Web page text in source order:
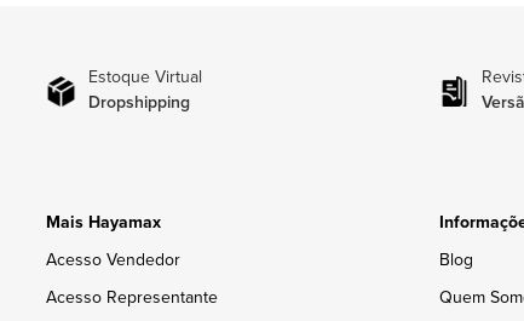
Estoque Virtual
Dropshipping
Mais Hayamax
Acesso Vendedor
Acesso Representante
Blog
Quem